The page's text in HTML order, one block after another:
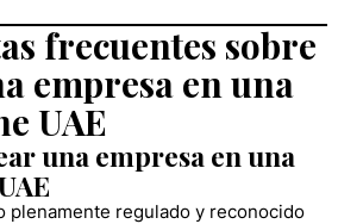
frecuentes sobre
empresa en una
UAE
una empresa en una
plenamente regulado y reconocido